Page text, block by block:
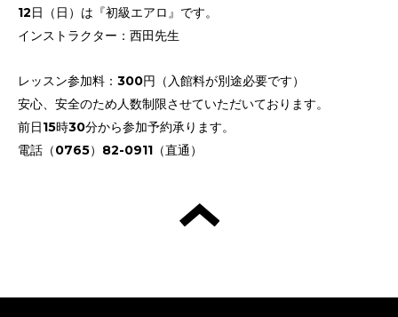
12日（日）は『初級エアロ』です。
インストラクター：西田先生
レッスン参加料：300円（入館料が別途必要です）
安心、安全のため人数制限させていただいております。
前日15時30分から参加予約承ります。
電話（0765）82-0911（直通）